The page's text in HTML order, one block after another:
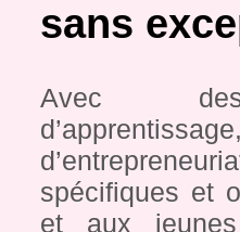
sans
Avec
d’apprentissage,
spécifiques et
et aux